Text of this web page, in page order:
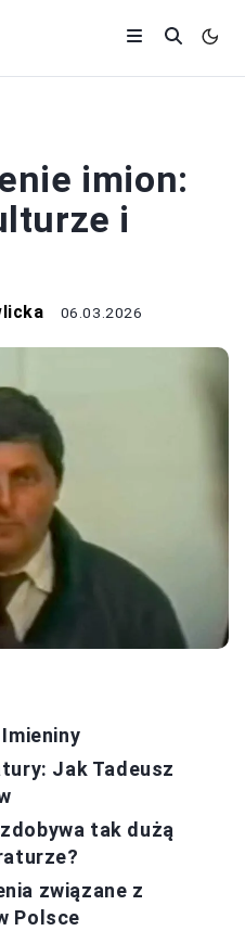
imion:
i
06.03.2026
Jak Tadeusz
tak dużą
związane z
Polsce